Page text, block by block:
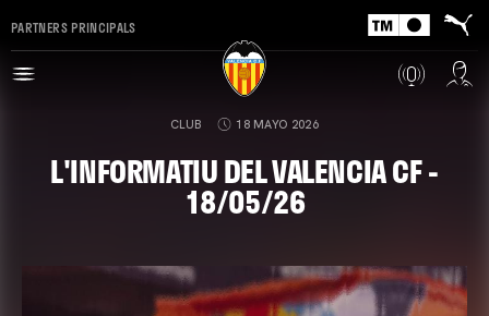
PARTNERS PRINCIPALS
CLUB 18 MAYO 2026
L'INFORMATIU DEL VALENCIA CF -
18/05/26